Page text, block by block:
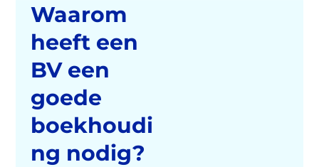
Waarom
heeft een
BV een
goede
boekhoudi
ng nodig?